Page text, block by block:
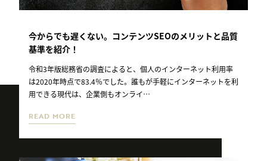
今からでも遅くない。コンテンツSEOのメリットと品質
基準を紹介！
令和3年版総務省の調査によると、個人のインターネット利用率
は2020年時点で83.4％でした。誰もが手軽にインターネットを利
用できる現代は、企業側もオンライ…
READ MORE